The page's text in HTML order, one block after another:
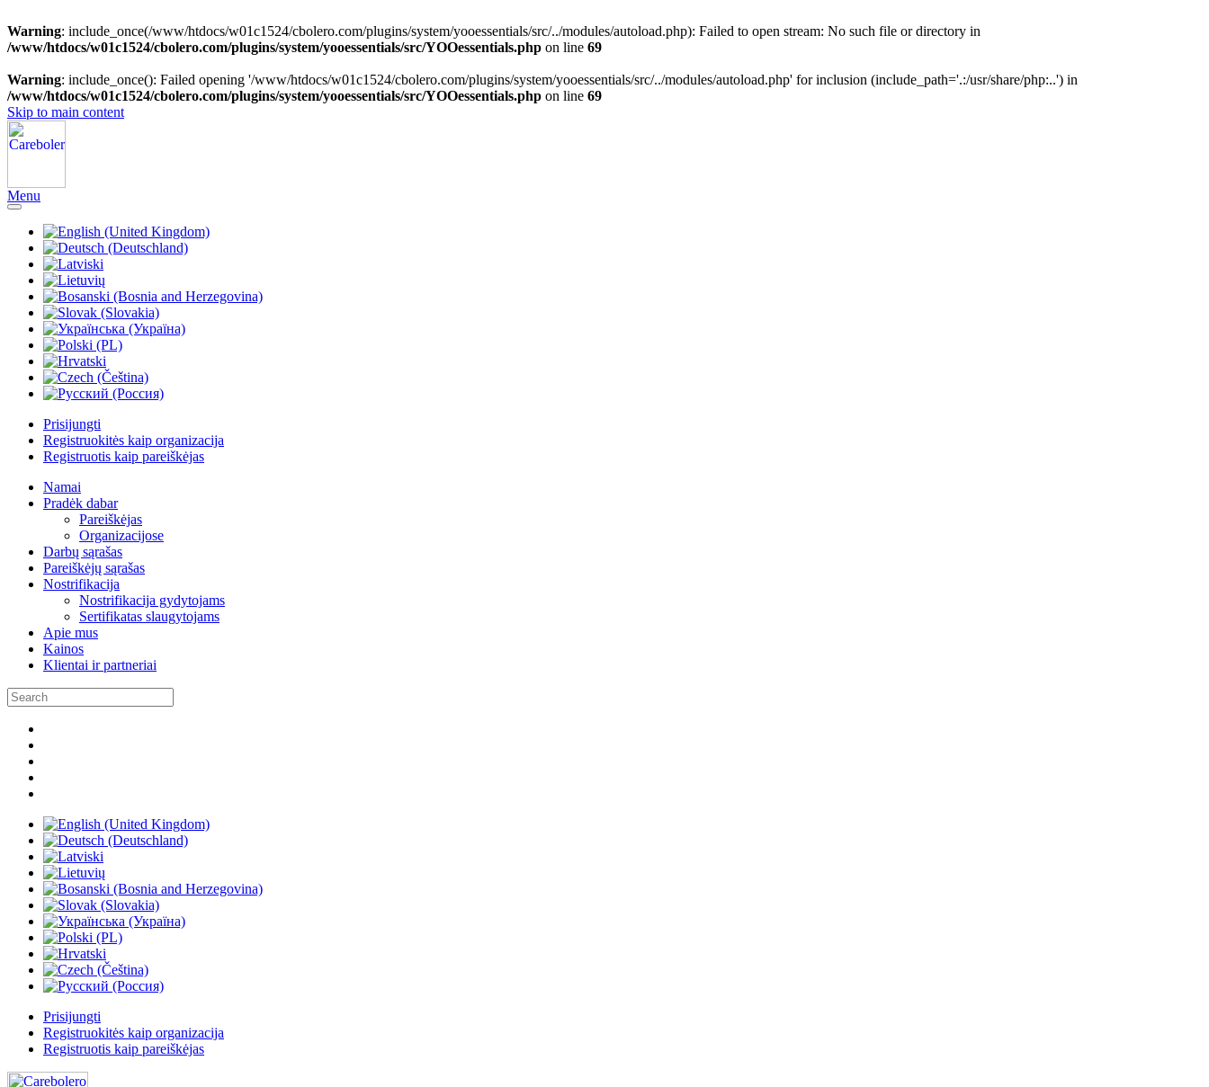
Warning: include_once(/www/htdocs/w01c1524/cbolero.com/plugins/system/yooessentials/src/../modules/autoload.php): Failed to open stream: No such file or directory in
/www/htdocs/w01c1524/cbolero.com/plugins/system/yooessentials/src/YOOessentials.php on line 69
Warning: include_once(): Failed opening '/www/htdocs/w01c1524/cbolero.com/plugins/system/yooessentials/src/../modules/autoload.php' for inclusion (include_path='.:/usr/share/php:..') in
/www/htdocs/w01c1524/cbolero.com/plugins/system/yooessentials/src/YOOessentials.php on line 69
Skip to main content
Menu
Prisijungti
Registruokitės kaip organizacija
Registruotis kaip pareiškėjas
Namai
Pradėk dabar
Pareiškėjas
Organizacijose
Darbų sąrašas
Pareiškėjų sąrašas
Nostrifikacija
Nostrifikacija gydytojams
Sertifikatas slaugytojams
Apie mus
Kainos
Klientai ir partneriai
Prisijungti
Registruokitės kaip organizacija
Registruotis kaip pareiškėjas